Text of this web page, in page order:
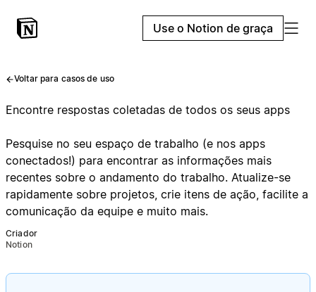
Use o Notion de graça
Voltar para casos de uso
Encontre respostas coletadas de todos os seus apps
Pesquise no seu espaço de trabalho (e nos apps
conectados!) para encontrar as informações mais
recentes sobre o andamento do trabalho. Atualize-se
rapidamente sobre projetos, crie itens de ação, facilite a
comunicação da equipe e muito mais.
Criador
Notion